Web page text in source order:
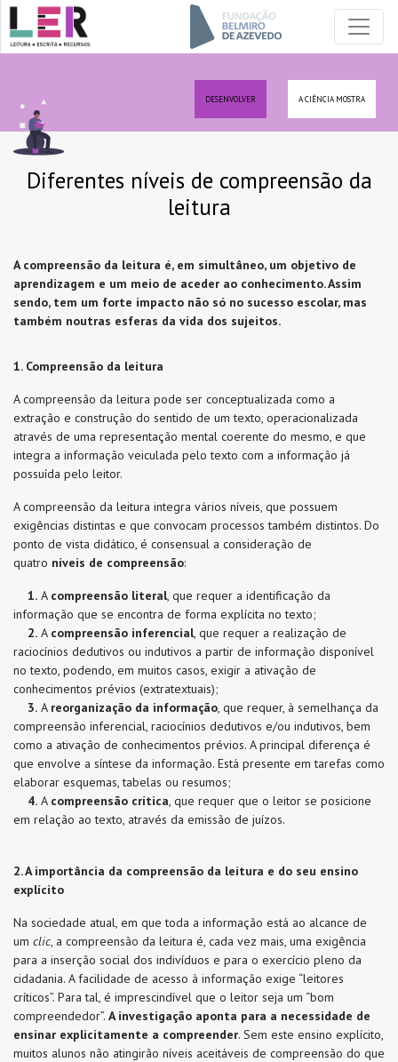
DESENVOLVER A CIÊNCIA MOSTRA
Diferentes níveis de compreensão da
leitura
A compreensão da leitura é, em simultâneo, um objetivo de
aprendizagem e um meio de aceder ao conhecimento. Assim
sendo, tem um forte impacto não só no sucesso escolar, mas
também noutras esferas da vida dos sujeitos.
1. Compreensão da leitura
A compreensão da leitura pode ser conceptualizada como a
extração e construção do sentido de um texto, operacionalizada
através de uma representação mental coerente do mesmo, e que
integra a informação veiculada pelo texto com a informação já
possuída pelo leitor.
A compreensão da leitura integra vários níveis, que possuem
exigências distintas e que convocam processos também distintos. Do
ponto de vista didático, é consensual a consideração de
quatro níveis de compreensão:
1. A compreensão literal, que requer a identificação da
informação que se encontra de forma explícita no texto;
2. A compreensão inferencial, que requer a realização de
raciocínios dedutivos ou indutivos a partir de informação disponível
no texto, podendo, em muitos casos, exigir a ativação de
conhecimentos prévios (extratextuais);
3. A reorganização da informação, que requer, à semelhança da
compreensão inferencial, raciocínios dedutivos e/ou indutivos, bem
como a ativação de conhecimentos prévios. A principal diferença é
que envolve a síntese da informação. Está presente em tarefas como
elaborar esquemas, tabelas ou resumos;
4. A compreensão crítica, que requer que o leitor se posicione
em relação ao texto, através da emissão de juízos.
2. A importância da compreensão da leitura e do seu ensino
explícito
Na sociedade atual, em que toda a informação está ao alcance de
um clic, a compreensão da leitura é, cada vez mais, uma exigência
para a inserção social dos indivíduos e para o exercício pleno da
cidadania. A facilidade de acesso à informação exige “leitores
críticos”. Para tal, é imprescindível que o leitor seja um “bom
compreendedor”. A investigação aponta para a necessidade de
ensinar explicitamente a compreender. Sem este ensino explícito,
muitos alunos não atingirão níveis aceitáveis de compreensão do que